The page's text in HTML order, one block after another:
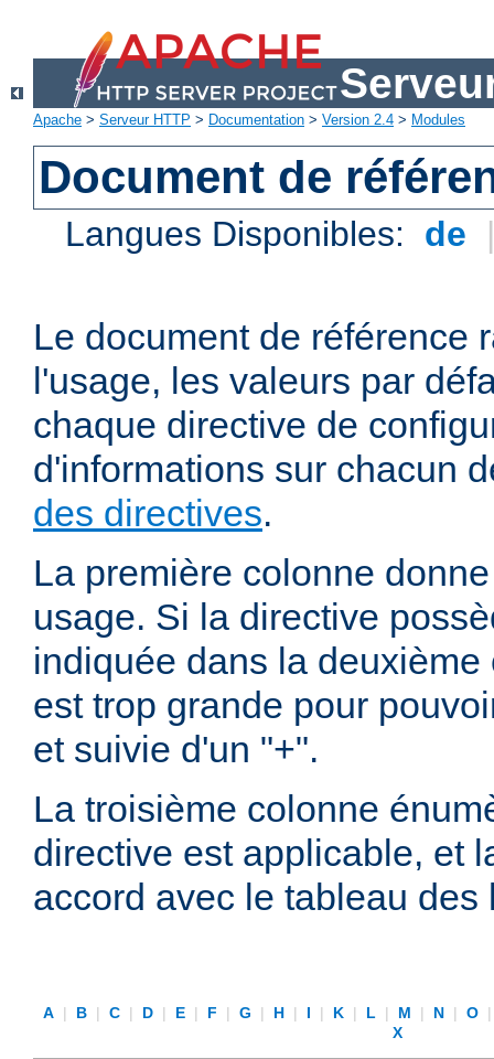
Apache > Serveur HTTP > Documentation > Version 2.4 > Modules
Document de
Langues Disponibles: de
Le document de référence
l'usage, les valeurs par
chaque directive de
d'informations sur chacun
des directives.
La première colonne
usage. Si la directive
indiquée dans la
est trop grande pour
et suivie d'un "+".
La troisième colonne
directive est applicable, et
accord avec le tableau
A | B | C | D | E | F | G | H | I | K | L | M | N | O
X